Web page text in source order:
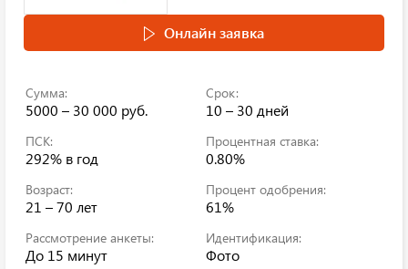
Онлайн заявка
Сумма:
5000 – 30 000 руб.
Срок:
10 – 30 дней
ПСК:
292% в год
Процентная ставка:
0.80%
Возраст:
21 – 70 лет
Процент одобрения:
61%
Рассмотрение анкеты:
До 15 минут
Идентификация:
Фото